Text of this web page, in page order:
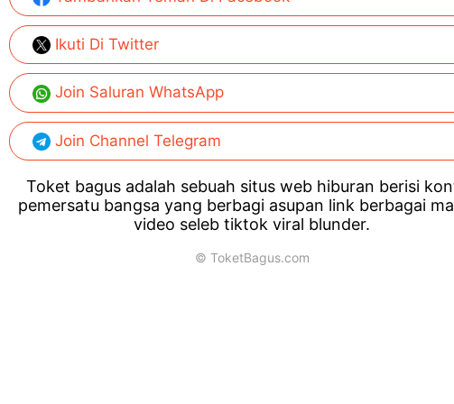
Ikuti Di Twitter
Join Saluran WhatsApp
Join Channel Telegram
Toket bagus adalah sebuah situs web hiburan berisi
pemersatu bangsa yang berbagi asupan link berbagai
video seleb tiktok viral blunder.
© ToketBagus.com